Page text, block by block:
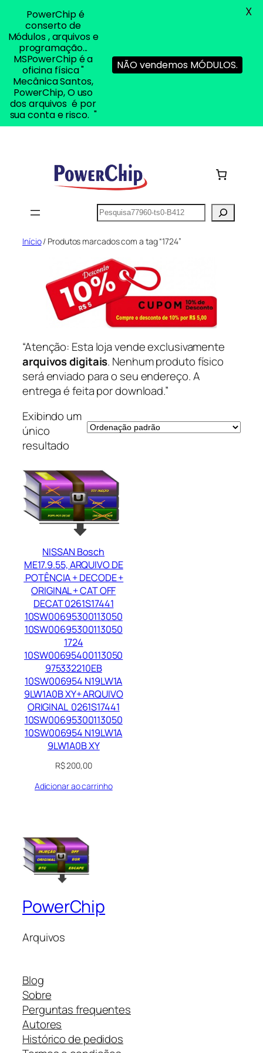
Pesquisar
Início/ Produtos marcados com a tag “1724”
“Atenção: Esta loja vende exclusivamente
arquivos digitais. Nenhum produto físico
será enviado para o seu endereço. A
entrega é feita por download.”
Exibindo um
único
resultado
NISSAN Bosch
ME17.9.55, ARQUIVO DE
POTÊNCIA + DECODE +
ORIGINAL + CAT OFF
DECAT 0261S17441
10SW00695300113050
10SW00695300113050
1724
10SW00695400113050
975332210EB
10SW006954 N19LW1A
9LW1A0B XY+ ARQUIVO
ORIGINAL 0261S17441
10SW00695300113050
10SW006954 N19LW1A
9LW1A0B XY
R$200,00
Adicionar ao carrinho
PowerChip
Arquivos
Blog
Sobre
Perguntas frequentes
Autores
Histórico de pedidos
PowerChip é
conserto de
Módulos , arquivos e
programação...
MSPowerChip é a
oficina física "
Mecânica Santos,
PowerChip, O uso
dos arquivos é por
sua conta e risco. "
NÃO vendemos MÓDULOS.
X